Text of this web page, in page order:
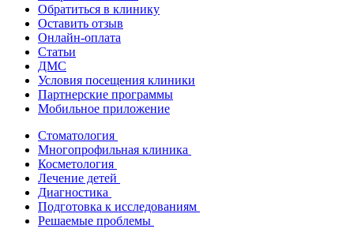
Обратиться в клинику
Оставить отзыв
Онлайн-оплата
Статьи
ДМС
Условия посещения клиники
Партнерские программы
Мобильное приложение
Стоматология
Многопрофильная клиника
Косметология
Лечение детей
Диагностика
Подготовка к исследованиям
Решаемые проблемы